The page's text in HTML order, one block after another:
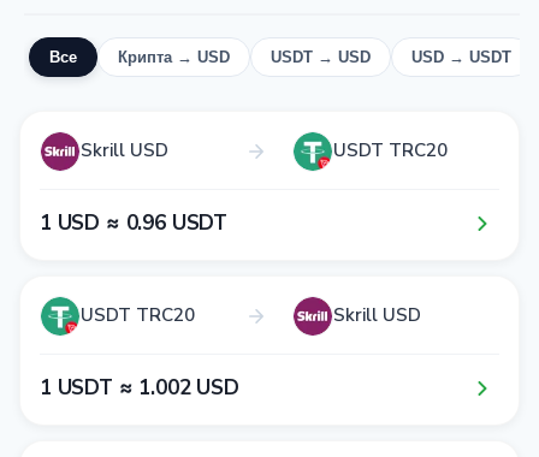
Все Крипта → USD USDT → USD USD → USDT
Skrill USD USDT TRC20
1​ USD ≈ 0​.9​6​ USDT
USDT TRC20 Skrill USD
1​ USDT ≈ 1​.0​0​2​ USD